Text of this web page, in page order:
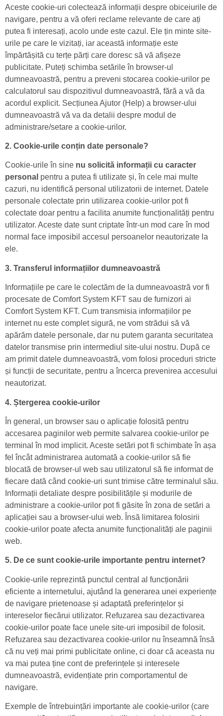
Aceste cookie-uri colectează informații despre obiceiurile de
navigare, pentru a vă oferi reclame relevante de care ați
putea fi interesați, acolo unde este cazul. Ele țin minte site-
urile pe care le vizitați, iar această informație este
împărtășită cu terțe părți care doresc să vă afișeze
publicitate. Puteți schimba setările în browser-ul
dumneavoastră, pentru a preveni stocarea cookie-urilor pe
calculatorul sau dispozitivul dumneavoastră, fără a vă da
acordul explicit. Secțiunea Ajutor (Help) a browser-ului
dumneavoastră vă va da detalii despre modul de
administrare/setare a cookie-urilor.
2. Cookie-urile conțin date personale?
Cookie-urile în sine nu solicită informații cu caracter
personal pentru a putea fi utilizate și, în cele mai multe
cazuri, nu identifică personal utilizatorii de internet. Datele
personale colectate prin utilizarea cookie-urilor pot fi
colectate doar pentru a facilita anumite funcționalități pentru
utilizator. Aceste date sunt criptate într-un mod care în mod
normal face imposibil accesul persoanelor neautorizate la
ele.
3. Transferul informațiilor dumneavoastră
Informațiile pe care le colectăm de la dumneavoastră vor fi
procesate de Comfort System KFT sau de furnizori ai
Comfort System KFT. Cum transmisia informațiilor pe
internet nu este complet sigură, ne vom strădui să vă
apărăm datele personale, dar nu putem garanta securitatea
datelor transmise prin intermediul site-ului nostru. După ce
am primit datele dumneavoastră, vom folosi proceduri stricte
și funcții de securitate, pentru a încerca prevenirea accesului
neautorizat.
4. Ștergerea cookie-urilor
În general, un browser sau o aplicație folosită pentru
accesarea paginilor web permite salvarea cookie-urilor pe
terminal în mod implicit. Aceste setări pot fi schimbate în așa
fel încât administrarea automată a cookie-urilor să fie
blocată de browser-ul web sau utilizatorul să fie informat de
fiecare dată când cookie-uri sunt trimise către terminalul său.
Informații detaliate despre posibilitățile și modurile de
administrare a cookie-urilor pot fi găsite în zona de setări a
aplicației sau a browser-ului web. Însă limitarea folosirii
cookie-urilor poate afecta anumite funcționalități ale paginii
web.
5. De ce sunt cookie-urile importante pentru internet?
Cookie-urile reprezintă punctul central al funcționării
eficiente a internetului, ajutând la generarea unei experiențe
de navigare prietenoase și adaptată preferințelor și
intereselor fiecărui utilizator. Refuzarea sau dezactivarea
cookie-urilor poate face unele site-uri imposibil de folosit.
Refuzarea sau dezactivarea cookie-urilor nu înseamnă însă
că nu veți mai primi publicitate online, ci doar că aceasta nu
va mai putea ține cont de preferințele și interesele
dumneavoastră, evidențiate prin comportamentul de
navigare.
Exemple de întrebuințări importante ale cookie-urilor (care